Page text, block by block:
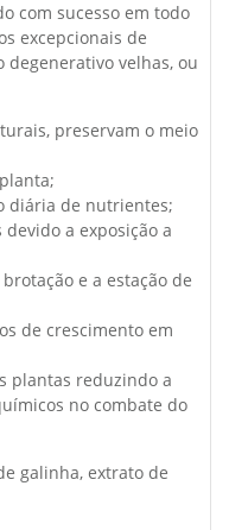
com sucesso em todo
excepcionais de
degenerativo velhas, ou
preservam o meio
diária de nutrientes;
a exposição a
e a estação de
de crescimento em
plantas reduzindo a
no combate do
galinha, extrato de